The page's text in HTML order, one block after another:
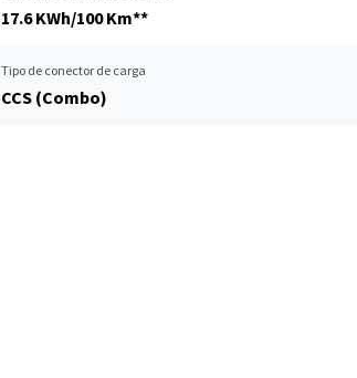
17.6 KWh/100 Km**
Tipo de conector de carga
CCS (Combo)